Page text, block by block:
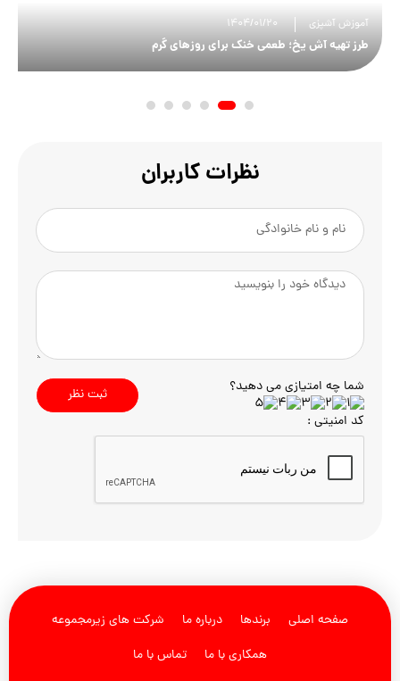
آموزش آشپزی 1404/01/20
طرز تهیه آش یخ؛ طعمی خنک برای روزهای گرم
نظرات کاربران
شما چه امتیازی می دهید؟
ثبت نظر
کد امنیتی :
صفحه اصلی برندها درباره ما
شرکت های زیرمجموعه
همکاری با ما
تماس با ما